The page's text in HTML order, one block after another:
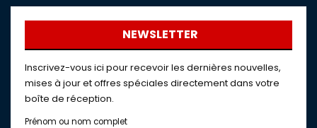
NEWSLETTER
Inscrivez-vous ici pour recevoir les dernières nouvelles,
mises à jour et offres spéciales directement dans votre
boîte de réception.
Prénom ou nom complet